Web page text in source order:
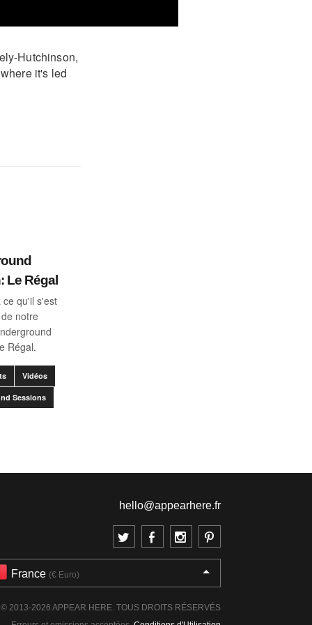
Hutchinson,
it's led
Le Régal
ce qu'il s'est
notre
Régal.
Vidéos
Sessions
hello@appearhere.fr
France (€ Euro)
© 2013-2026 APPEAR HERE. TOUS DROITS RÉSERVÉS